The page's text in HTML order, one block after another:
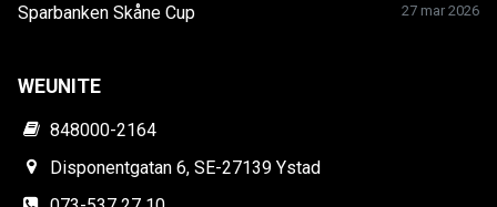
Sparbanken Skåne Cup 27 mar 2026
WEUNITE
848000-2164
Disponentgatan 6, SE-27139 Ystad